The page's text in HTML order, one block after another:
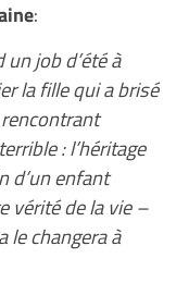
:
un job d’été à
la fille qui a brisé
: l’héritage
d’un enfant
vérité de la vie –
le changera à